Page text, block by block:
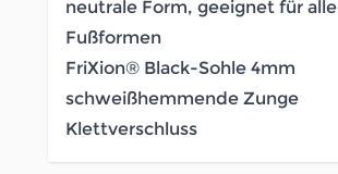
neutrale Form, geeignet für alle
Fußformen
FriXion® Black-Sohle 4mm
schweißhemmende Zunge
Klettverschluss